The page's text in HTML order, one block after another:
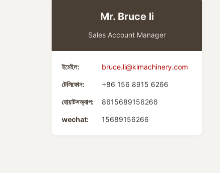
Mr. Bruce li
Sales Account Manager
ইমেইল: bruce.li@klmachinery.com
টেলিফোন: +86 156 8915 6266
হোয়াটসঅ্যাপ: 8615689156266
wechat: 15689156266